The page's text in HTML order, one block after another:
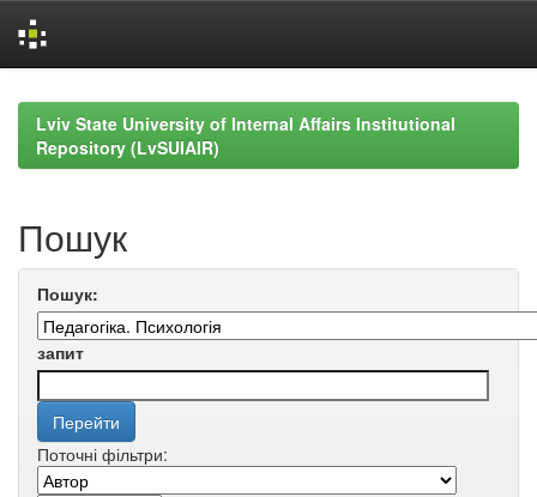
navigationLviv State University of Internal Affairs Institutional
Repository (LvSUIAIR)
Пошук
Пошук:
запит
Поточні фільтри: